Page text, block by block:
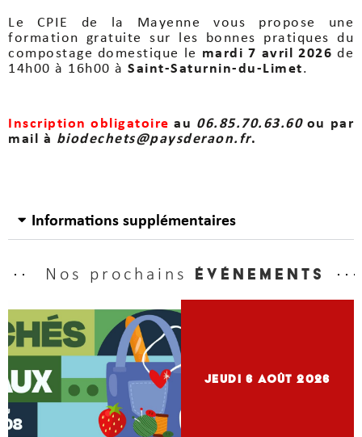
Le CPIE de la Mayenne vous propose une
formation gratuite sur les bonnes pratiques du
compostage domestique le mardi 7 avril 2026 de
14h00 à 16h00 à Saint-Saturnin-du-Limet.
Inscription obligatoire au 06.85.70.63.60ou par
mail à biodechets@paysderaon.fr.
Informations supplémentaires
Nos prochains événements
jeudi 6Août 2026